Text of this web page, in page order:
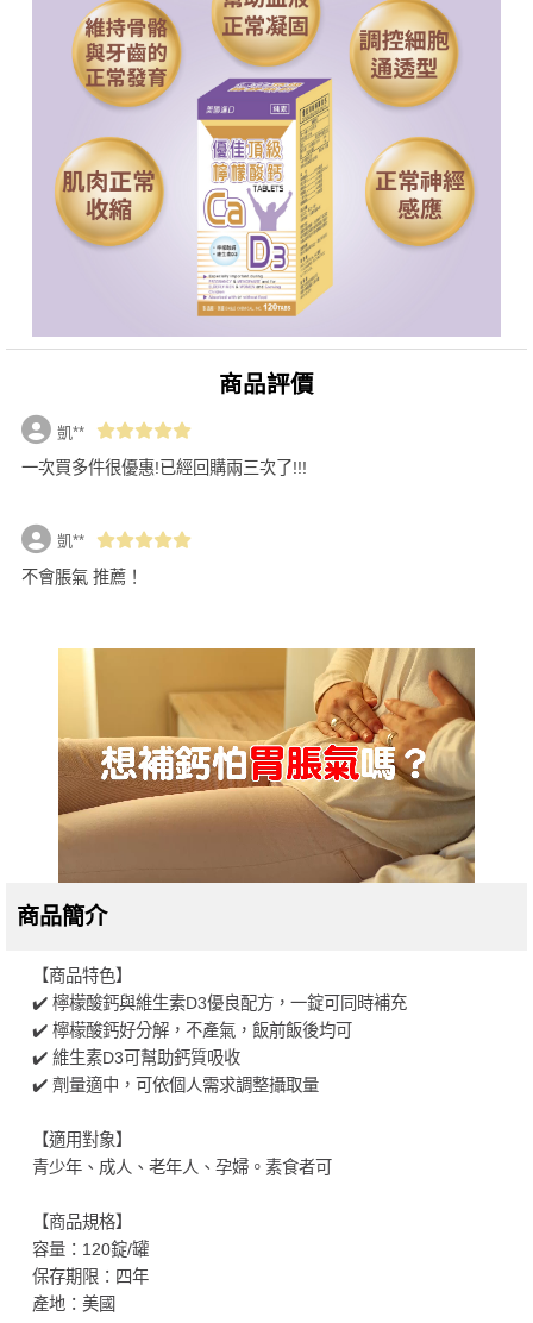
商品評價
凱**
一次買多件很優惠!已經回購兩三次了!!!
凱**
不會脹氣 推薦！
商品簡介
【商品特色】
✔️ 檸檬酸鈣與維生素D3優良配方，一錠可同時補充
✔️ 檸檬酸鈣好分解，不產氣，飯前飯後均可
✔️ 維生素D3可幫助鈣質吸收
✔️ 劑量適中，可依個人需求調整攝取量
【適用對象】
青少年、成人、老年人、孕婦。素食者可
【商品規格】
容量：120錠/罐
保存期限：四年
產地：美國